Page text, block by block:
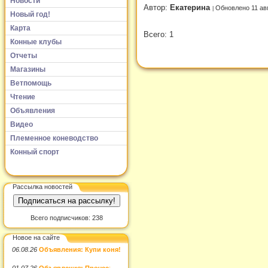
Новый год!
Карта
Конные клубы
Отчеты
Магазины
Ветпомощь
Чтение
Объявления
Видео
Племенное коневодство
Конный спорт
Рассылка новостей
Всего подписчиков: 238
Новое на сайте
06.08.26 Объявления: Купи коня!
Автор: Екатерина Обновлено 11
Всего: 1